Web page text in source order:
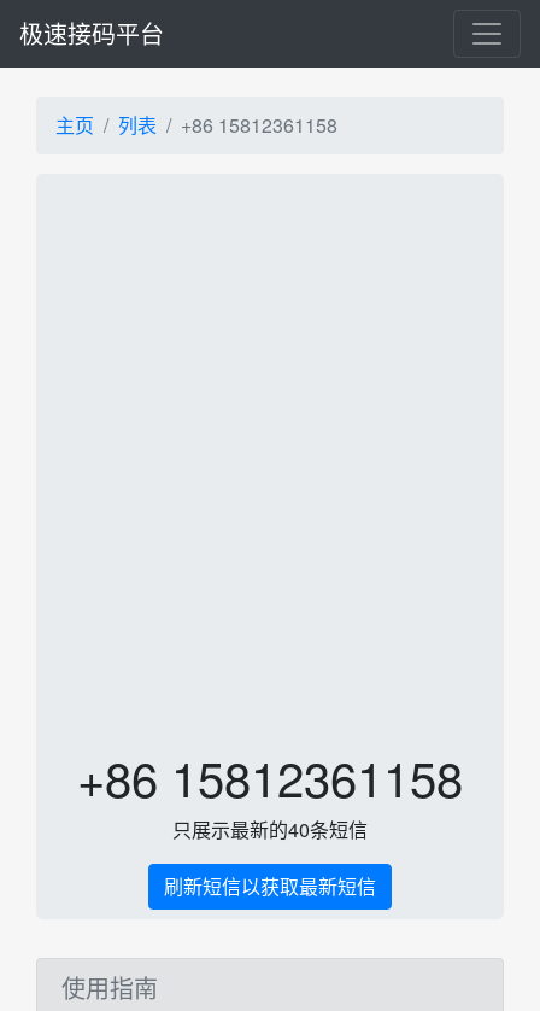
极速接码平台
主页 列表 +86 15812361158
+86 15812361158
只展示最新的40条短信
刷新短信以获取最新短信
使用指南